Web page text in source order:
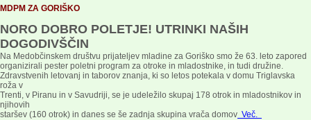
MDPM ZA GORIŠKO
NORO DOBRO POLETJE! UTRINKI NAŠIH
DOGODIVŠČIN
Na Medobčinskem društvu prijateljev mladine za Goriško smo že 63. leto zapored
organizirali pester poletni program za otroke in mladostnike, in tudi družine.
Zdravstvenih letovanj in taborov znanja, ki so letos potekala v domu Triglavska
roža v
Trenti, v Piranu in v Savudriji, se je udeležilo skupaj 178 otrok in mladostnikov in
njihovih
staršev (160 otrok) in danes se še zadnja skupina vrača domov Več.